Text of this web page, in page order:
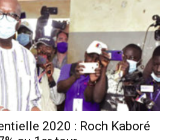
2020 : Roch Kaboré